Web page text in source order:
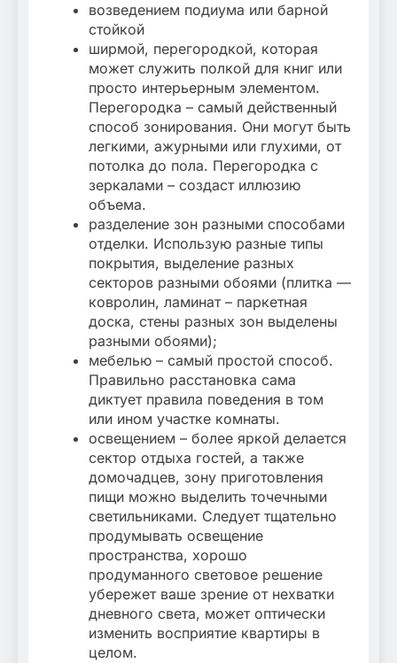
возведением подиума или барной
стойкой
ширмой, перегородкой, которая
может служить полкой для книг или
просто интерьерным элементом.
Перегородка – самый действенный
способ зонирования. Они могут быть
легкими, ажурными или глухими, от
потолка до пола. Перегородка с
зеркалами – создаст иллюзию
объема.
разделение зон разными способами
отделки. Использую разные типы
покрытия, выделение разных
секторов разными обоями (плитка —
ковролин, ламинат – паркетная
доска, стены разных зон выделены
разными обоями);
мебелью – самый простой способ.
Правильно расстановка сама
диктует правила поведения в том
или ином участке комнаты.
освещением – более яркой делается
сектор отдыха гостей, а также
домочадцев, зону приготовления
пищи можно выделить точечными
светильниками. Следует тщательно
продумывать освещение
пространства, хорошо
продуманного световое решение
убережет ваше зрение от нехватки
дневного света, может оптически
изменить восприятие квартиры в
целом.